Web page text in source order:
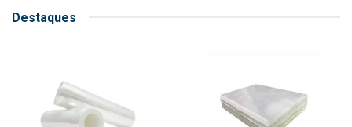
Destaques